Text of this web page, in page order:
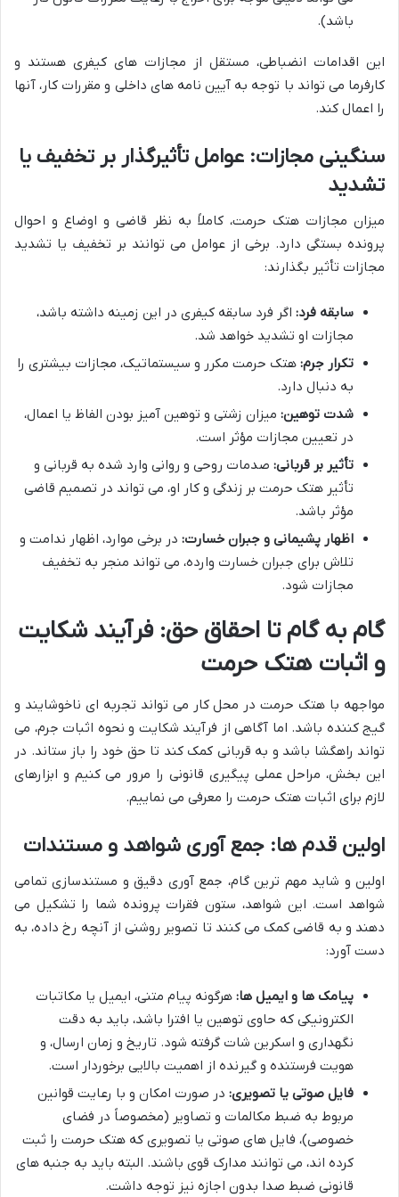
باشد).
این اقدامات انضباطی، مستقل از مجازات های کیفری هستند و
کارفرما می تواند با توجه به آیین نامه های داخلی و مقررات کار، آنها
را اعمال کند.
سنگینی مجازات: عوامل تأثیرگذار بر تخفیف یا
تشدید
میزان مجازات هتک حرمت، کاملاً به نظر قاضی و اوضاع و احوال
پرونده بستگی دارد. برخی از عوامل می توانند بر تخفیف یا تشدید
مجازات تأثیر بگذارند:
سابقه فرد: اگر فرد سابقه کیفری در این زمینه داشته باشد،
مجازات او تشدید خواهد شد.
تکرار جرم: هتک حرمت مکرر و سیستماتیک، مجازات بیشتری را
به دنبال دارد.
شدت توهین: میزان زشتی و توهین آمیز بودن الفاظ یا اعمال،
در تعیین مجازات مؤثر است.
تأثیر بر قربانی: صدمات روحی و روانی وارد شده به قربانی و
تأثیر هتک حرمت بر زندگی و کار او، می تواند در تصمیم قاضی
مؤثر باشد.
اظهار پشیمانی و جبران خسارت: در برخی موارد، اظهار ندامت و
تلاش برای جبران خسارت وارده، می تواند منجر به تخفیف
مجازات شود.
گام به گام تا احقاق حق: فرآیند شکایت
و اثبات هتک حرمت
مواجهه با هتک حرمت در محل کار می تواند تجربه ای ناخوشایند و
گیج کننده باشد. اما آگاهی از فرآیند شکایت و نحوه اثبات جرم، می
تواند راهگشا باشد و به قربانی کمک کند تا حق خود را باز ستاند. در
این بخش، مراحل عملی پیگیری قانونی را مرور می کنیم و ابزارهای
لازم برای اثبات هتک حرمت را معرفی می نماییم.
اولین قدم ها: جمع آوری شواهد و مستندات
اولین و شاید مهم ترین گام، جمع آوری دقیق و مستندسازی تمامی
شواهد است. این شواهد، ستون فقرات پرونده شما را تشکیل می
دهند و به قاضی کمک می کنند تا تصویر روشنی از آنچه رخ داده، به
دست آورد:
پیامک ها و ایمیل ها: هرگونه پیام متنی، ایمیل یا مکاتبات
الکترونیکی که حاوی توهین یا افترا باشد، باید به دقت
نگهداری و اسکرین شات گرفته شود. تاریخ و زمان ارسال، و
هویت فرستنده و گیرنده از اهمیت بالایی برخوردار است.
فایل صوتی یا تصویری: در صورت امکان و با رعایت قوانین
مربوط به ضبط مکالمات و تصاویر (مخصوصاً در فضای
خصوصی)، فایل های صوتی یا تصویری که هتک حرمت را ثبت
کرده اند، می توانند مدارک قوی باشند. البته باید به جنبه های
قانونی ضبط صدا بدون اجازه نیز توجه داشت.